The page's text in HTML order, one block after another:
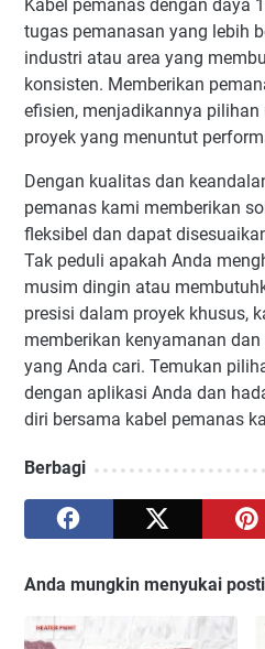
Kabel pemanas dengan daya
tugas pemanasan yang lebih
industri atau area yang
konsisten. Memberikan
efisien, menjadikannya
proyek yang menuntut
Dengan kualitas dan
pemanas kami memberikan
fleksibel dan dapat
Tak peduli apakah Anda
musim dingin atau
presisi dalam proyek khusus,
memberikan kenyamanan
yang Anda cari. Temukan
dengan aplikasi Anda dan
diri bersama kabel pemanas
Berbagi
Anda mungkin menyukai